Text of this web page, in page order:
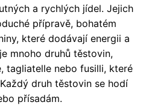
a rychlých jídel. Jejich
přípravě, bohatém
které dodávají energii a
mnoho druhů těstovin,
tagliatelle nebo fusilli, které
druh těstovin se hodí
přísadám.